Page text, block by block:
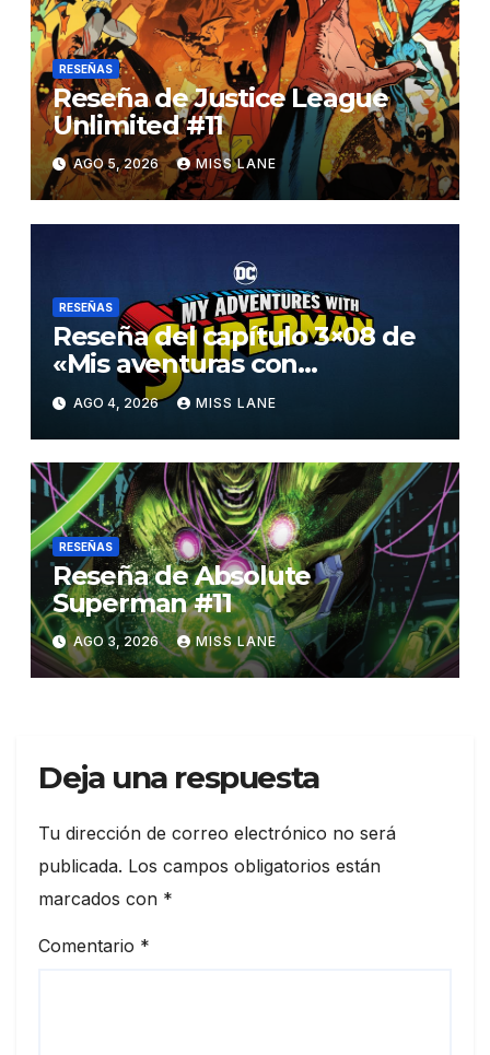
RESEÑAS
Reseña de Justice League
Unlimited #11
AGO 5, 2026 MISS LANE
RESEÑAS
Reseña del capítulo 3×08 de
«Mis aventuras con
Superman»
AGO 4, 2026 MISS LANE
RESEÑAS
Reseña de Absolute
Superman #11
AGO 3, 2026 MISS LANE
Deja una respuesta
Tu dirección de correo electrónico no será
publicada. Los campos obligatorios están
marcados con *
Comentario *